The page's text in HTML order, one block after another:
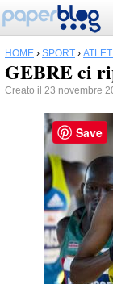
HOME › SPORT ›
GEBRE ci
Creato il 23 novembre
Save